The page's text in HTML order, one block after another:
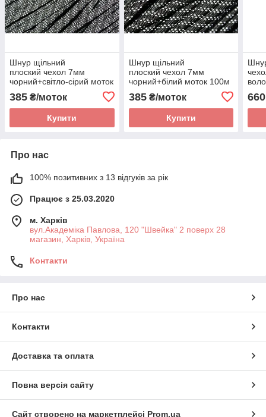
Шнур щільний
плоский чехол 7мм
чорний+світло-сірий моток
385 ₴/моток
Купити
Шнур щільний
плоский чехол 7мм
чорний+білий моток 100м
385₴/моток
Купити
660
Про нас
100% позитивних з 13 відгуків за рік
Працює з 25.03.2020
м. Харків
вул.Академіка Павлова, 120 "Швейка" 2 поверх 28
магазин, Харків, Україна
Контакти
Про нас
Контакти
Доставка та оплата
Повна версія сайту
Сайт створено на маркетплейсі Prom.ua